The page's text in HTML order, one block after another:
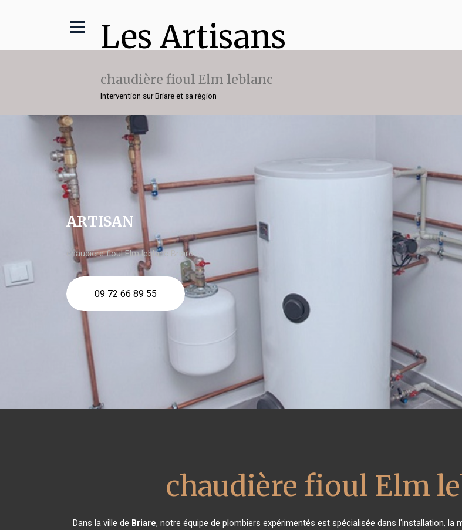
Les Artisans
chaudière fioul Elm leblanc
Intervention sur Briare et sa région
ARTISAN
chaudière fioul Elm leblanc Briare
09 72 66 89 55
chaudière fioul Elm
Dans la ville de Briare, notre équipe de plombiers expérimentés est spécialisée dans l'installation, la